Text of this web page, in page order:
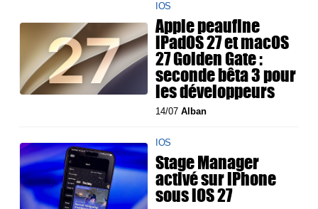
IOS
Apple peaufine
iPadOS 27 et macOS
27 Golden Gate :
seconde bêta 3 pour
les développeurs
14/07Alban
IOS
Stage Manager
activé sur iPhone
sous iOS 27